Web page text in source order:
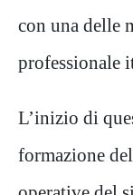
con una delle
professionale
L’inizio di
formazione